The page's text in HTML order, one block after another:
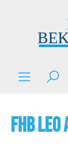
FHB